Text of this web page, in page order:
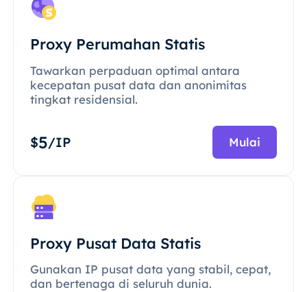
Proxy Perumahan Statis
Tawarkan perpaduan optimal antara
kecepatan pusat data dan anonimitas
tingkat residensial.
$5/IP Mulai
Proxy Pusat Data Statis
Gunakan IP pusat data yang stabil, cepat,
dan bertenaga di seluruh dunia.